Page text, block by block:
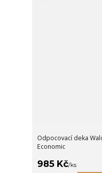
Odpocovací deka
Economic
985 Kč/ks